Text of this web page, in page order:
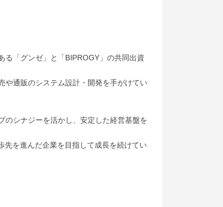
る「グンゼ」と「BIPROGY」の共同出資
や通販のシステム設計・開発を手がけてい
のシナジーを活かし、安定した経営基盤を
を進んだ企業を目指して成長を続けてい